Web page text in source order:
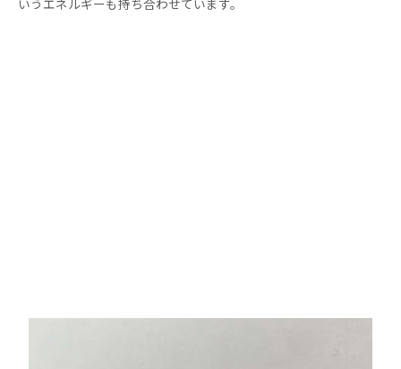
いうエネルギーも持ち合わせています。